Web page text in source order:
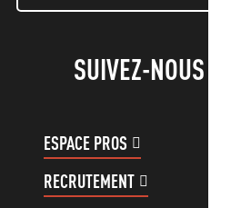
SUIVEZ-NOUS !
ESPACE PROS
RECRUTEMENT